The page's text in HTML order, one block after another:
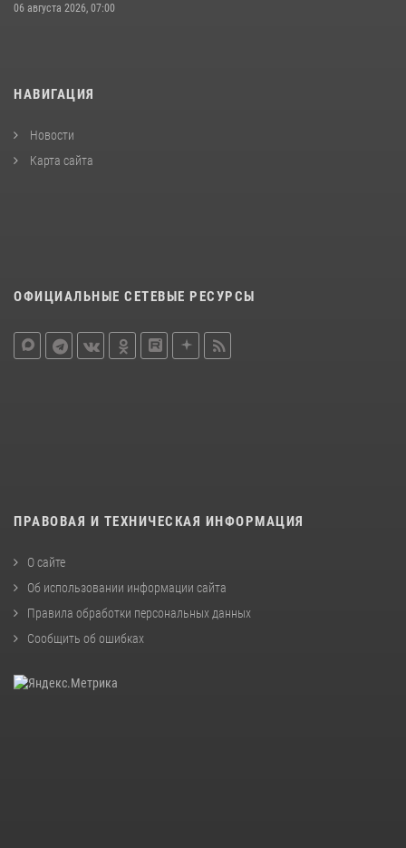
06 августа 2026, 07:00
НАВИГАЦИЯ
Новости
Карта сайта
ОФИЦИАЛЬНЫЕ СЕТЕВЫЕ РЕСУРСЫ
ПРАВОВАЯ И ТЕХНИЧЕСКАЯ ИНФОРМАЦИЯ
О сайте
Об использовании информации сайта
Правила обработки персональных данных
Сообщить об ошибках